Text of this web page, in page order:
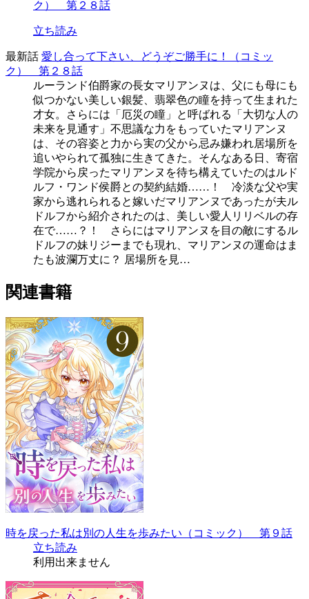
立ち読み
最新話 愛し合って下さい、どうぞご勝手に！（コミッ
ク） 第２８話
ルーランド伯爵家の長女マリアンヌは、父にも母にも
似つかない美しい銀髪、翡翠色の瞳を持って生まれた
才女。さらには「厄災の瞳」と呼ばれる「大切な人の
未来を見通す」不思議な力をもっていたマリアンヌ
は、その容姿と力から実の父から忌み嫌われ居場所を
追いやられて孤独に生きてきた。そんなある日、寄宿
学院から戻ったマリアンヌを待ち構えていたのはルド
ルフ・ワンド侯爵との契約結婚……！ 冷淡な父や実
家から逃れられると嫁いだマリアンヌであったが夫ル
ドルフから紹介されたのは、美しい愛人リリベルの存
在で……？！ さらにはマリアンヌを目の敵にするル
ドルフの妹リジーまでも現れ、マリアンヌの運命はま
たも波瀾万丈に？ 居場所を見…
関連書籍
時を戻った私は別の人生を歩みたい（コミック） 第９話
立ち読み
利用出来ません